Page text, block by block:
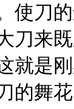
使刀
刀来
就是
的舞